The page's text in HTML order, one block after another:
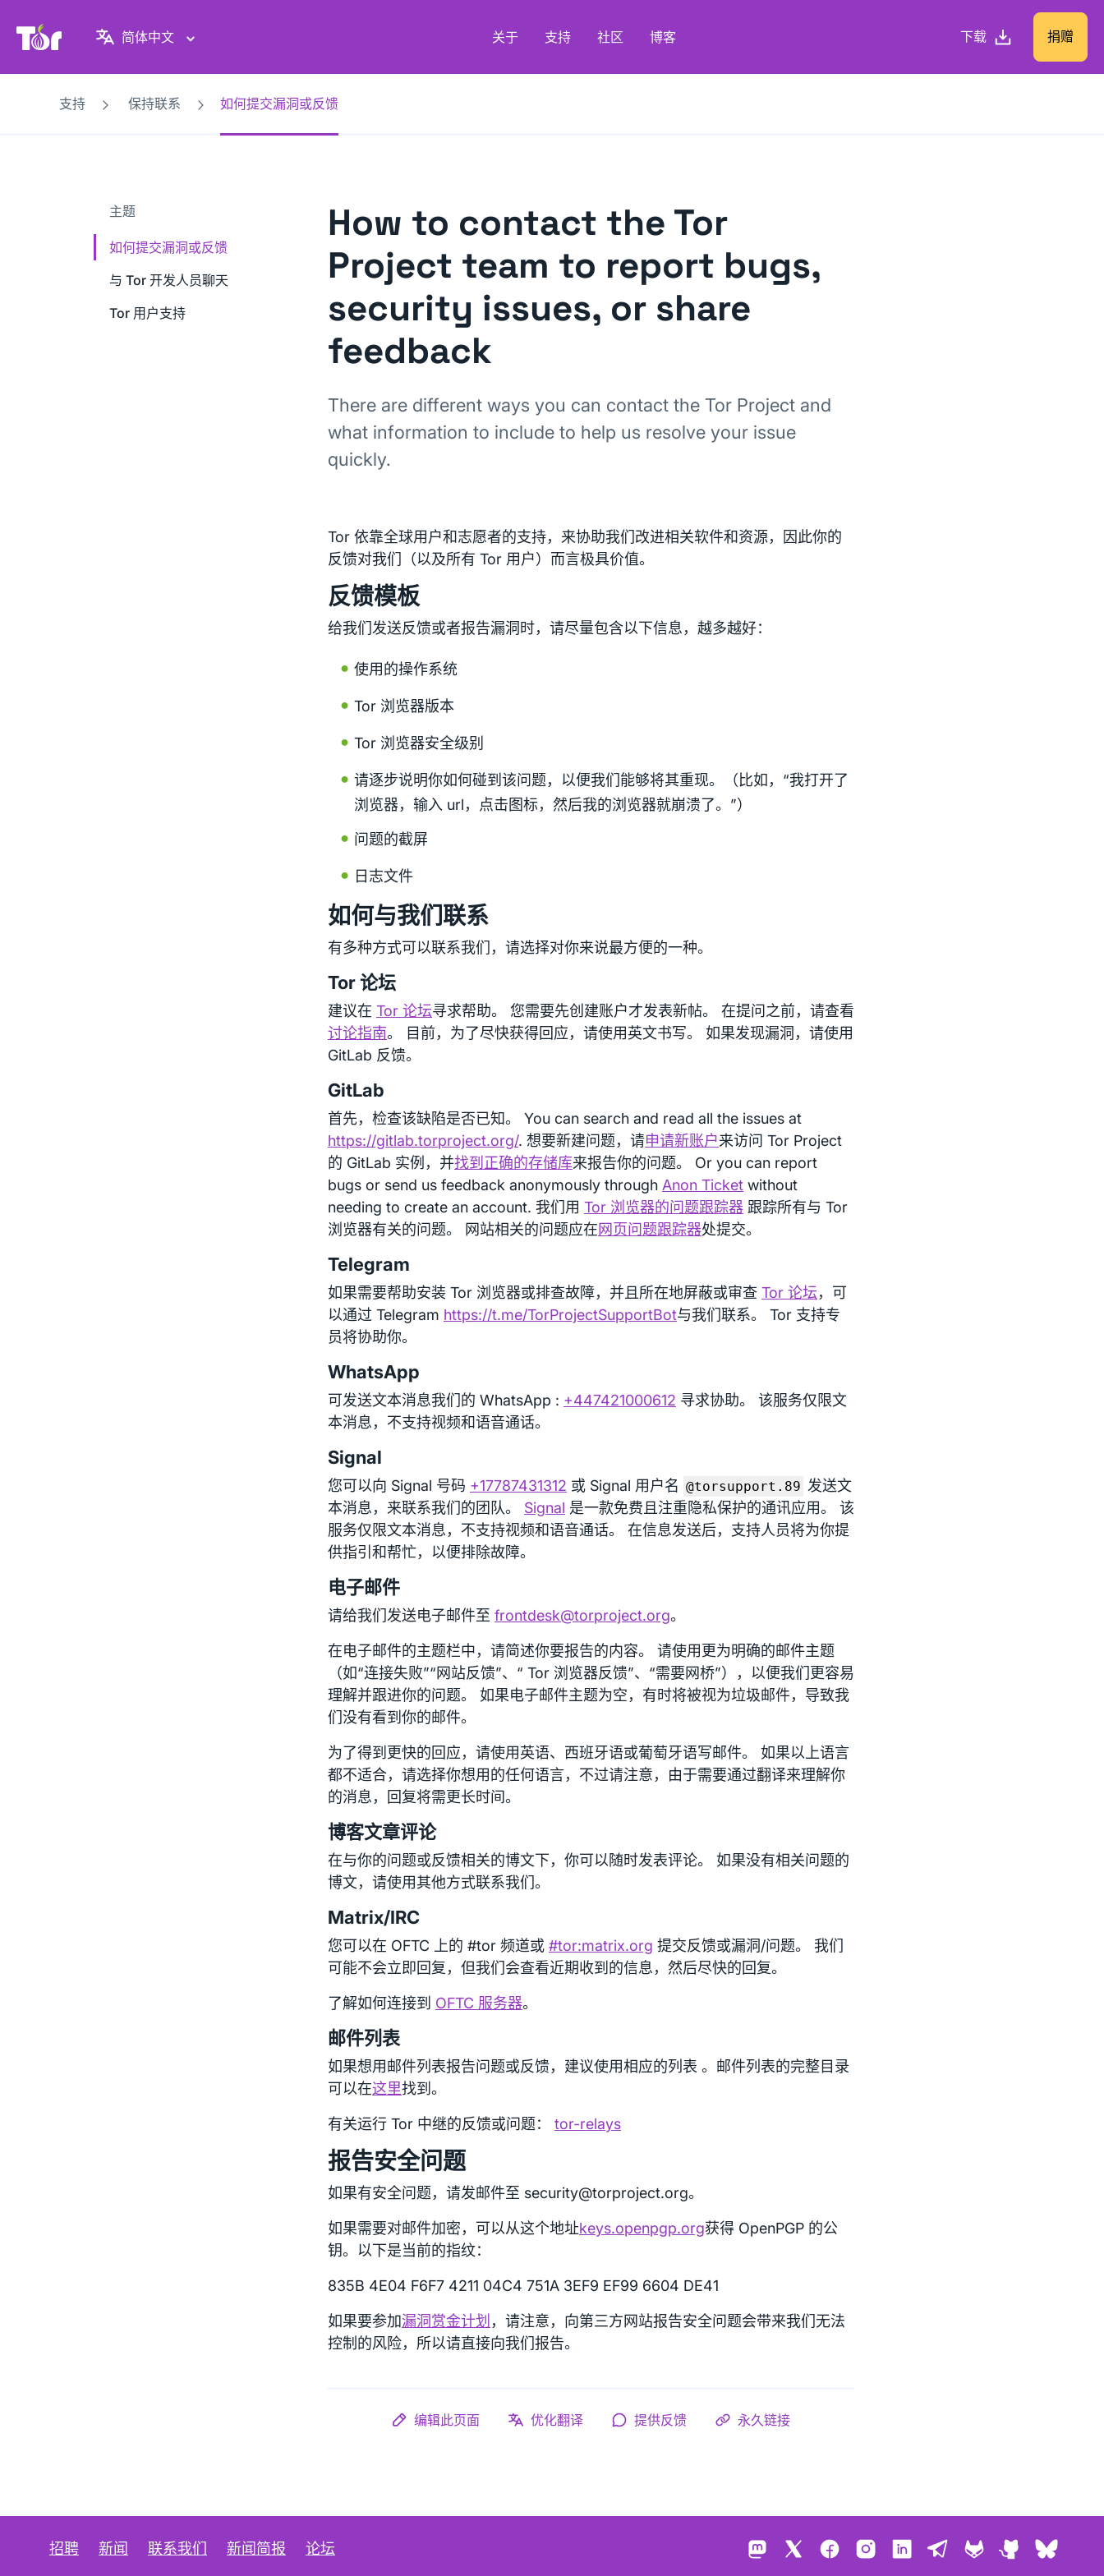
Tor Project 网站
简体中文 关于 支持 社区 博客 下载 捐赠
支持 保持联系 如何提交漏洞或反馈
主题
如何提交漏洞或反馈
与 Tor 开发人员聊天
Tor 用户支持
How to contact the Tor
Project team to report bugs,
security issues, or share
feedback
There are different ways you can contact the Tor Project and
what information to include to help us resolve your issue
quickly.
Tor 依靠全球用户和志愿者的支持，来协助我们改进相关软件和资源，因此你的
反馈对我们（以及所有 Tor 用户）而言极具价值。
反馈模板
给我们发送反馈或者报告漏洞时，请尽量包含以下信息，越多越好：
使用的操作系统
Tor 浏览器版本
Tor 浏览器安全级别
请逐步说明你如何碰到该问题，以便我们能够将其重现。（比如，“我打开了
浏览器，输入 url，点击图标，然后我的浏览器就崩溃了。”）
问题的截屏
日志文件
如何与我们联系
有多种方式可以联系我们，请选择对你来说最方便的一种。
Tor 论坛
建议在 Tor 论坛寻求帮助。 您需要先创建账户才发表新帖。 在提问之前，请查看
讨论指南。 目前，为了尽快获得回应，请使用英文书写。 如果发现漏洞，请使用
GitLab 反馈。
GitLab
首先，检查该缺陷是否已知。 You can search and read all the issues at
https://gitlab.torproject.org/. 想要新建问题，请申请新账户来访问 Tor Project
的 GitLab 实例，并找到正确的存储库来报告你的问题。 Or you can report
bugs or send us feedback anonymously through Anon Ticket without
needing to create an account. 我们用 Tor 浏览器的问题跟踪器 跟踪所有与 Tor
浏览器有关的问题。 网站相关的问题应在网页问题跟踪器处提交。
Telegram
如果需要帮助安装 Tor 浏览器或排查故障，并且所在地屏蔽或审查 Tor 论坛，可
以通过 Telegram https://t.me/TorProjectSupportBot与我们联系。 Tor 支持专
员将协助你。
WhatsApp
可发送文本消息我们的 WhatsApp : +447421000612 寻求协助。 该服务仅限文
本消息，不支持视频和语音通话。
Signal
您可以向 Signal 号码 +17787431312 或 Signal 用户名 @torsupport.89 发送文
本消息，来联系我们的团队。 Signal 是一款免费且注重隐私保护的通讯应用。 该
服务仅限文本消息，不支持视频和语音通话。 在信息发送后，支持人员将为你提
供指引和帮忙，以便排除故障。
电子邮件
请给我们发送电子邮件至 frontdesk@torproject.org。
在电子邮件的主题栏中，请简述你要报告的内容。 请使用更为明确的邮件主题
（如“连接失败”“网站反馈”、“ Tor 浏览器反馈”、“需要网桥”），以便我们更容易
理解并跟进你的问题。 如果电子邮件主题为空，有时将被视为垃圾邮件，导致我
们没有看到你的邮件。
为了得到更快的回应，请使用英语、西班牙语或葡萄牙语写邮件。 如果以上语言
都不适合，请选择你想用的任何语言，不过请注意，由于需要通过翻译来理解你
的消息，回复将需更长时间。
博客文章评论
在与你的问题或反馈相关的博文下，你可以随时发表评论。 如果没有相关问题的
博文，请使用其他方式联系我们。
Matrix/IRC
您可以在 OFTC 上的 #tor 频道或 #tor:matrix.org 提交反馈或漏洞/问题。 我们
可能不会立即回复，但我们会查看近期收到的信息，然后尽快的回复。
了解如何连接到 OFTC 服务器。
邮件列表
如果想用邮件列表报告问题或反馈，建议使用相应的列表 。邮件列表的完整目录
可以在这里找到。
有关运行 Tor 中继的反馈或问题： tor-relays
报告安全问题
如果有安全问题，请发邮件至 security@torproject.org。
如果需要对邮件加密，可以从这个地址keys.openpgp.org获得 OpenPGP 的公
钥。以下是当前的指纹：
835B 4E04 F6F7 4211 04C4 751A 3EF9 EF99 6604 DE41
如果要参加漏洞赏金计划 ，请注意，向第三方网站报告安全问题会带来我们无法
控制的风险，所以请直接向我们报告。
编辑此页面 优化翻译 提供反馈 永久链接
招聘 新闻 联系我们 新闻简报 论坛 Mastodon FacebookInstagramLinkedInTelegram
GitLab GitHub